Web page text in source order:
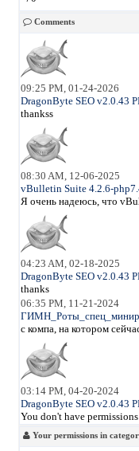
Comments
09:25 PM, 01-24-2026
DragonByte SEO v2.0.43
thankss
08:30 AM, 12-06-2025
vBulletin Suite 4.2.6-
Я очень надеюсь, что
04:23 AM, 02-18-2025
DragonByte SEO v2.0.43
thanks
06:35 PM, 11-21-2024
с компа, на котором
03:14 PM, 04-20-2024
DragonByte SEO v2.0.43
You don't have
Your permissions in